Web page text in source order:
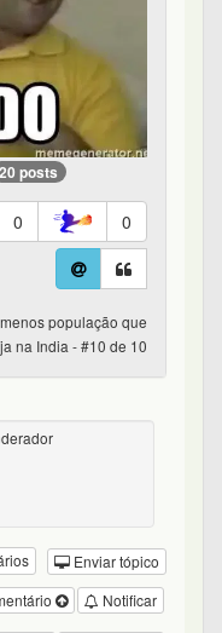
20 posts
0 0
população que
na India - #10 de 10
Enviar tópico
Notificar